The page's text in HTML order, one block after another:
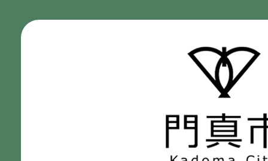
市
Kadoma